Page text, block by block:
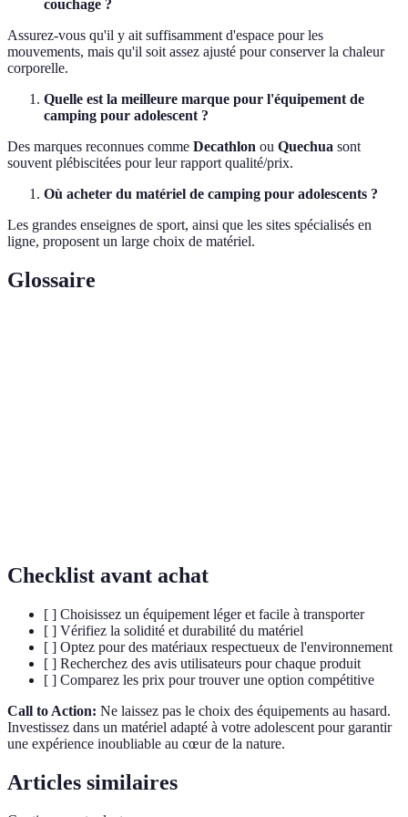
couchage ?
Assurez-vous qu'il y ait suffisamment d'espace pour les
mouvements, mais qu'il soit assez ajusté pour conserver la chaleur
corporelle.
Quelle est la meilleure marque pour l'équipement de
camping pour adolescent ?
Des marques reconnues comme Decathlon ou Quechua sont
souvent plébiscitées pour leur rapport qualité/prix.
Où acheter du matériel de camping pour adolescents ?
Les grandes enseignes de sport, ainsi que les sites spécialisés en
ligne, proposent un large choix de matériel.
Glossaire
Checklist avant achat
[ ] Choisissez un équipement léger et facile à transporter
[ ] Vérifiez la solidité et durabilité du matériel
[ ] Optez pour des matériaux respectueux de l'environnement
[ ] Recherchez des avis utilisateurs pour chaque produit
[ ] Comparez les prix pour trouver une option compétitive
Call to Action: Ne laissez pas le choix des équipements au hasard.
Investissez dans un matériel adapté à votre adolescent pour garantir
une expérience inoubliable au cœur de la nature.
Articles similaires